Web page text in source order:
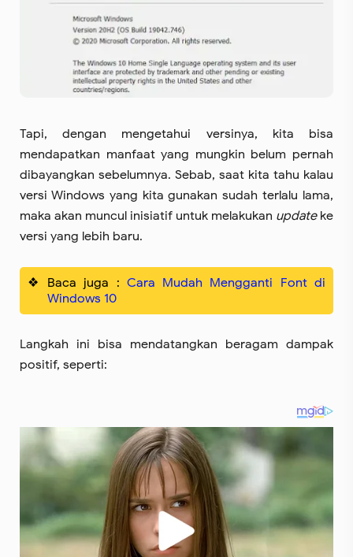
Tapi, dengan mengetahui versinya, kita bisa
mendapatkan manfaat yang mungkin belum pernah
dibayangkan sebelumnya. Sebab, saat kita tahu kalau
versi Windows yang kita gunakan sudah terlalu lama,
maka akan muncul inisiatif untuk melakukan updateke
versi yang lebih baru.
Baca juga : Cara Mudah Mengganti Font di
Windows 10
Langkah ini bisa mendatangkan beragam dampak
positif, seperti: